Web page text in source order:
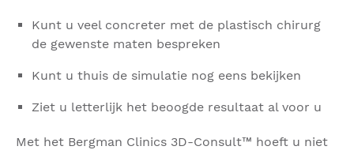
Kunt u veel concreter met de plastisch chirurg
de gewenste maten bespreken
Kunt u thuis de simulatie nog eens bekijken
Ziet u letterlijk het beoogde resultaat al voor u
Met het Bergman Clinics 3D-Consult™ hoeft u niet